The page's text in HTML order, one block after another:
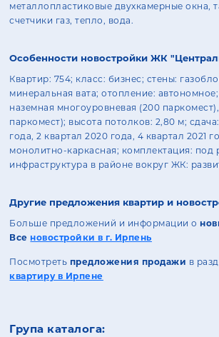
металлопластиковые двухкамерные окна,
счетчики газ, тепло, вода.
Особенности новостройки ЖК
Квартир: 754; класс: бизнес; стены:
минеральная вата; отопление:
наземная многоуровневая (200
паркомест); высота потолков: 2,80 м;
года, 2 квартал 2020 года, 4 квартал 2021
монолитно-каркасная; комплектация: под
инфраструктура в районе вокруг ЖК:
Другие предложения квартир и
Больше предложений и информации о
Всеновостройки в г. Ирпень
Посмотреть предложения продажи в
квартиру в Ирпене
Група каталога: